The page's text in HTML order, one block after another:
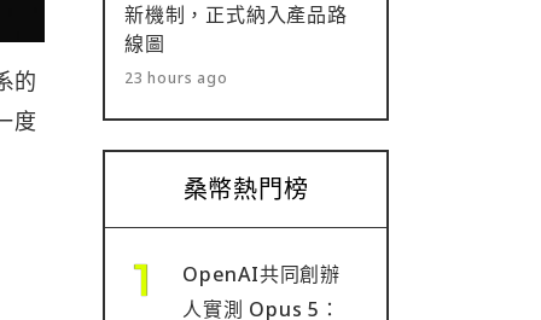
的
度
新機制，正式納入產品路
線圖
23 hours ago
桑幣熱門榜
OpenAI共同創辦
人實測 Opus 5：